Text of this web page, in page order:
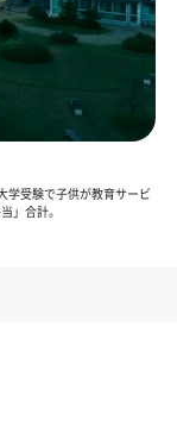
受験で子供が教育サービ
」合計。